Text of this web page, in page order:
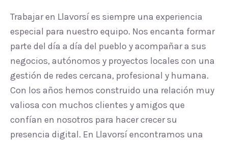
Trabajar en Llavorsí es siempre una experiencia
especial para nuestro equipo. Nos encanta formar
parte del día a día del pueblo y acompañar a sus
negocios, autónomos y proyectos locales con una
gestión de redes cercana, profesional y humana.
Con los años hemos construido una relación muy
valiosa con muchos clientes y amigos que
confían en nosotros para hacer crecer su
presencia digital. En Llavorsí encontramos una